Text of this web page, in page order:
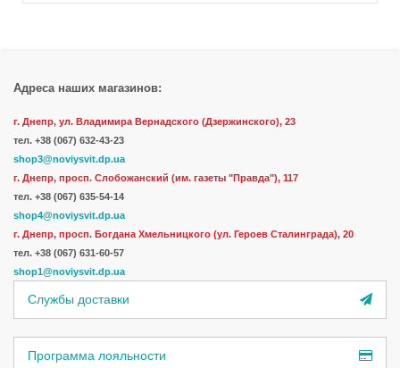
Адреса наших магазинов:
г. Днепр, ул. Владимира Вернадского (Дзержинского), 23
тел. +38 (067) 632-43-23
shop3@noviysvit.dp.ua
г. Днепр, просп. Слобожанский (им. газеты "Правда"), 117
тел. +38 (067) 635-54-14
shop4@noviysvit.dp.ua
г. Днепр, просп. Богдана Хмельницкого (ул. Героев Сталинграда), 20
тел. +38 (067) 631-60-57
shop1@noviysvit.dp.ua
Службы доставки
Программа лояльности